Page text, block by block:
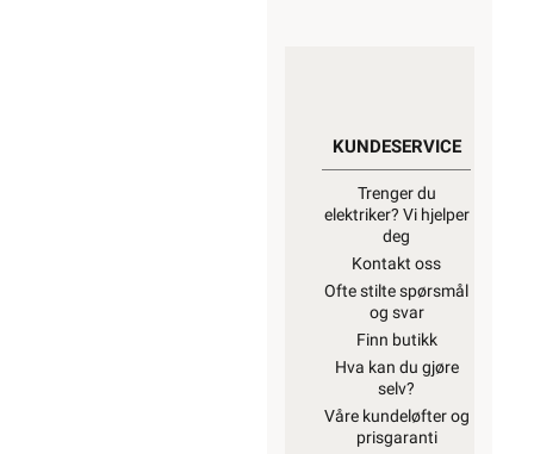
KUNDESERVICE
Trenger du
elektriker? Vi hjelper
deg
Kontakt oss
Ofte stilte spørsmål
og svar
Finn butikk
Hva kan du gjøre
selv?
Våre kundeløfter og
prisgaranti